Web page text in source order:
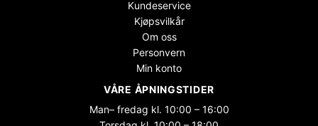
Kundeservice
Kjøpsvilkår
Om oss
Personvern
Min konto
VÅRE ÅPNINGSTIDER
Man– fredag kl. 10:00 – 16:00